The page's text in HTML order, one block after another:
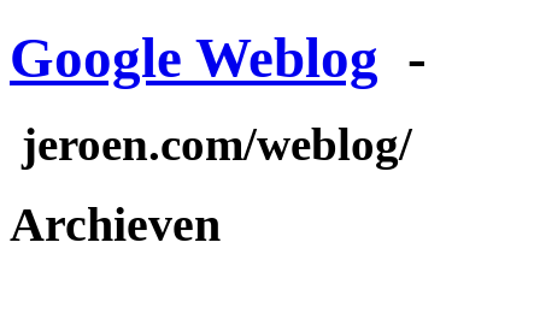
Google Weblog -
jeroen.com/weblog/
Archieven